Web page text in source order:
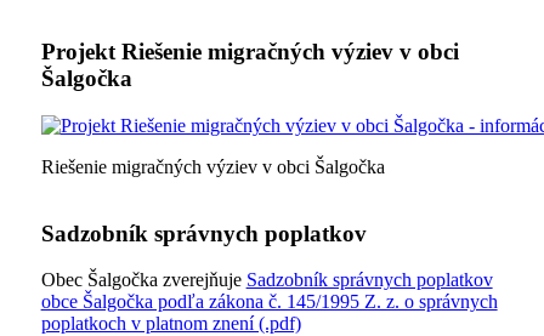
Projekt Riešenie migračných výziev v obci
Šalgočka
Riešenie migračných výziev v obci Šalgočka
Sadzobník správnych poplatkov
Obec Šalgočka zverejňuje Sadzobník správnych poplatkov
obce Šalgočka podľa zákona č. 145/1995 Z. z. o správnych
poplatkoch v platnom znení (.pdf)